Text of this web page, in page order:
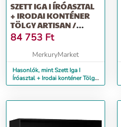
SZETT IGA I ÍRÓASZTAL
+ IRODAI KONTÉNER
TÖLGY ARTISAN /
FEKETE MAT
84 753 Ft
MerkuryMarket
Hasonlók, mint Szett Iga I
Íróasztal + Irodai konténer Tölgy
Artisan / Fekete Mat